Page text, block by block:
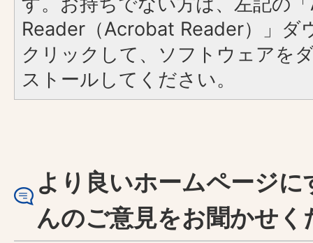
Reader（Acrobat Reader）」ダ
クリックして、ソフトウェアを
ストールしてください。
より良いホームページ
んのご意見をお聞かせく